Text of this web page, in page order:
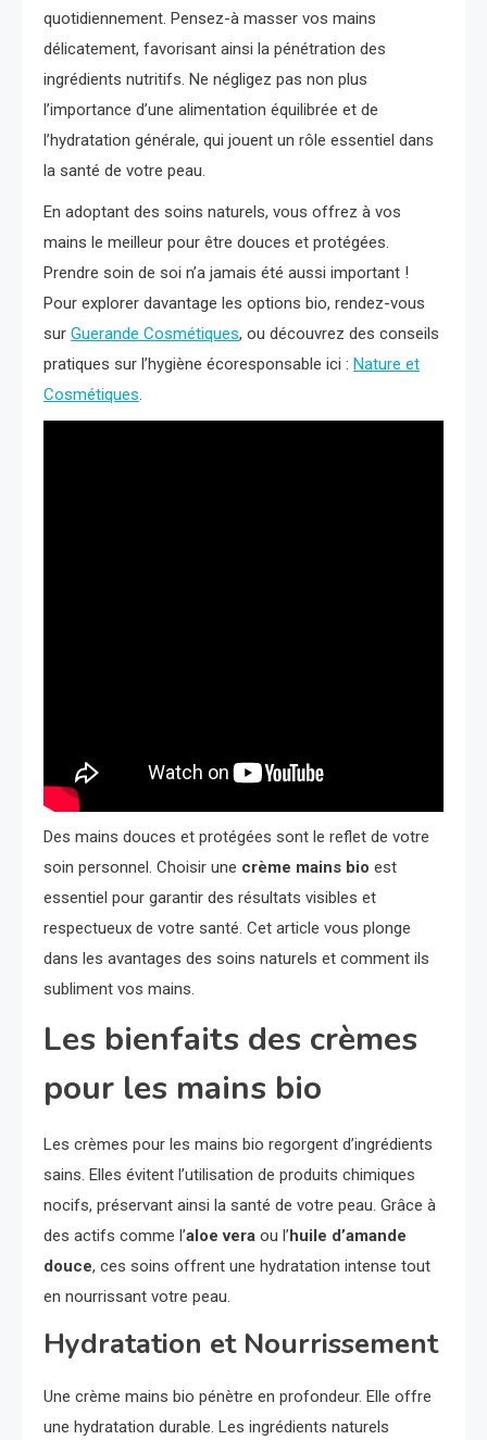
quotidiennement. Pensez-à masser vos mains
délicatement, favorisant ainsi la pénétration des
ingrédients nutritifs. Ne négligez pas non plus
l’importance d’une alimentation équilibrée et de
l’hydratation générale, qui jouent un rôle essentiel dans
la santé de votre peau.
En adoptant des soins naturels, vous offrez à vos
mains le meilleur pour être douces et protégées.
Prendre soin de soi n’a jamais été aussi important !
Pour explorer davantage les options bio, rendez-vous
sur Guerande Cosmétiques, ou découvrez des conseils
pratiques sur l’hygiène écoresponsable ici : Nature et
Cosmétiques
Des mains douces et protégées sont le reflet de votre
soin personnel. Choisir une crème mains bio est
essentiel pour garantir des résultats visibles et
respectueux de votre santé. Cet article vous plonge
dans les avantages des soins naturels et comment ils
subliment vos mains.
Les bienfaits des crèmes
pour les mains bio
Les crèmes pour les mains bio regorgent d’ingrédients
sains. Elles évitent l’utilisation de produits chimiques
nocifs, préservant ainsi la santé de votre peau. Grâce à
des actifs comme l’aloe vera ou l’huile d’amande
douce, ces soins offrent une hydratation intense tout
en nourrissant votre peau.
Hydratation et Nourrissement
Une crème mains bio pénètre en profondeur. Elle offre
une hydratation durable. Les ingrédients naturels